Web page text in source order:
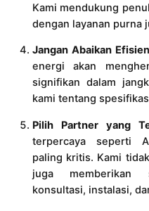
Kami mendukung
dengan layanan purna
Jangan Abaikan
energi akan
signifikan dalam
kami tentang
Pilih Partner yang
terpercaya seperti
paling kritis. Kami
juga memberikan
konsultasi, instalasi,